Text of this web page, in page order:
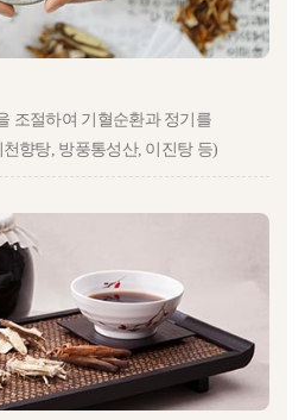
조절하여 기혈순환과 정기를
향탕, 방풍통성산, 이진탕 등)